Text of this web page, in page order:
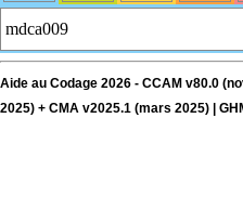
Aide au Codage 2026 - CCAM v80.0
2025) + CMA v2025.1 (mars 2025) |